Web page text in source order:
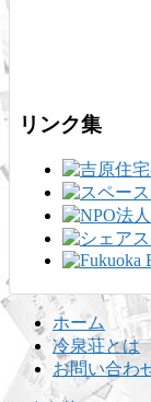
リンク集
ホーム
冷泉荘とは
お問い合わ